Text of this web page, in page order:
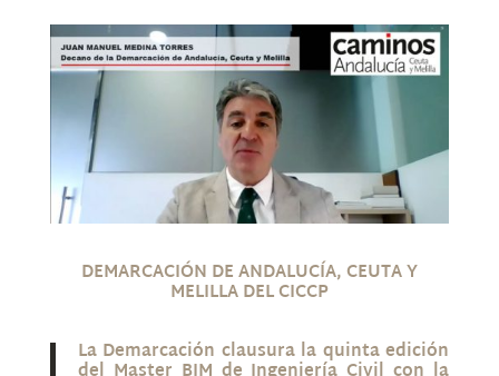
DEMARCACIÓN DE ANDALUCÍA, CEUTA Y
MELILLA DEL CICCP
La Demarcación clausura la quinta edición